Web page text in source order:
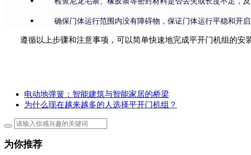
确保门体运行范围内没有障碍物，保证门体运行平稳和开启
遵循以上步骤和注意事项，可以简单快速地完成平开门机组的
电动地弹簧：智能建筑与智能家居的桥梁
为什么现在越来越多的人选择平开门机组？
为你推荐